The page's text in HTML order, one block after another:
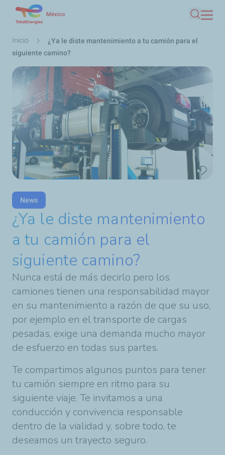
contenido
México
Buscar
Ruta
de
navegación
Inicio
¿Ya le diste mantenimiento a tu camión para el
siguiente camino?
News
¿Ya le diste mantenimiento
a tu camión para el
siguiente camino?
Nunca está de más decirlo pero los
camiones tienen una responsabilidad mayor
en su mantenimiento a razón de que su uso,
por ejemplo en el transporte de cargas
pesadas, exige una demanda mucho mayor
de esfuerzo en todas sus partes.
Te compartimos algunos puntos para tener
tu camión siempre en ritmo para su
siguiente viaje. Te invitamos a una
conducción y convivencia responsable
dentro de la vialidad y, sobre todo, te
deseamos un trayecto seguro.